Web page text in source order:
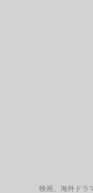
映画、海外ドラ